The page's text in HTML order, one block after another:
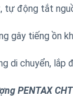
tự động tắt
gây tiếng ồn
di chuyển, lắp
PENTAX